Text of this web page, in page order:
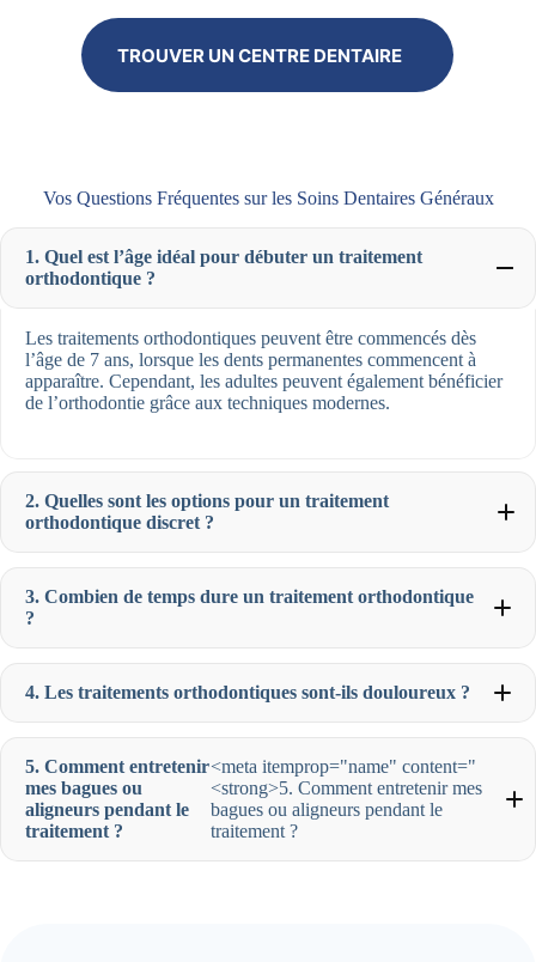
TROUVER UN CENTRE DENTAIRE
Vos Questions Fréquentes sur les Soins Dentaires Généraux
1. Quel est l’âge idéal pour débuter un traitement
orthodontique ?
Les traitements orthodontiques peuvent être commencés dès
l’âge de 7 ans, lorsque les dents permanentes commencent à
apparaître. Cependant, les adultes peuvent également bénéficier
de l’orthodontie grâce aux techniques modernes.
2. Quelles sont les options pour un traitement
orthodontique discret ?
3. Combien de temps dure un traitement orthodontique
?
4. Les traitements orthodontiques sont-ils douloureux ?
5. Comment entretenir
mes bagues ou
aligneurs pendant le
traitement ?
<meta itemprop="name" content="
<strong>5. Comment entretenir mes
bagues ou aligneurs pendant le
traitement ?